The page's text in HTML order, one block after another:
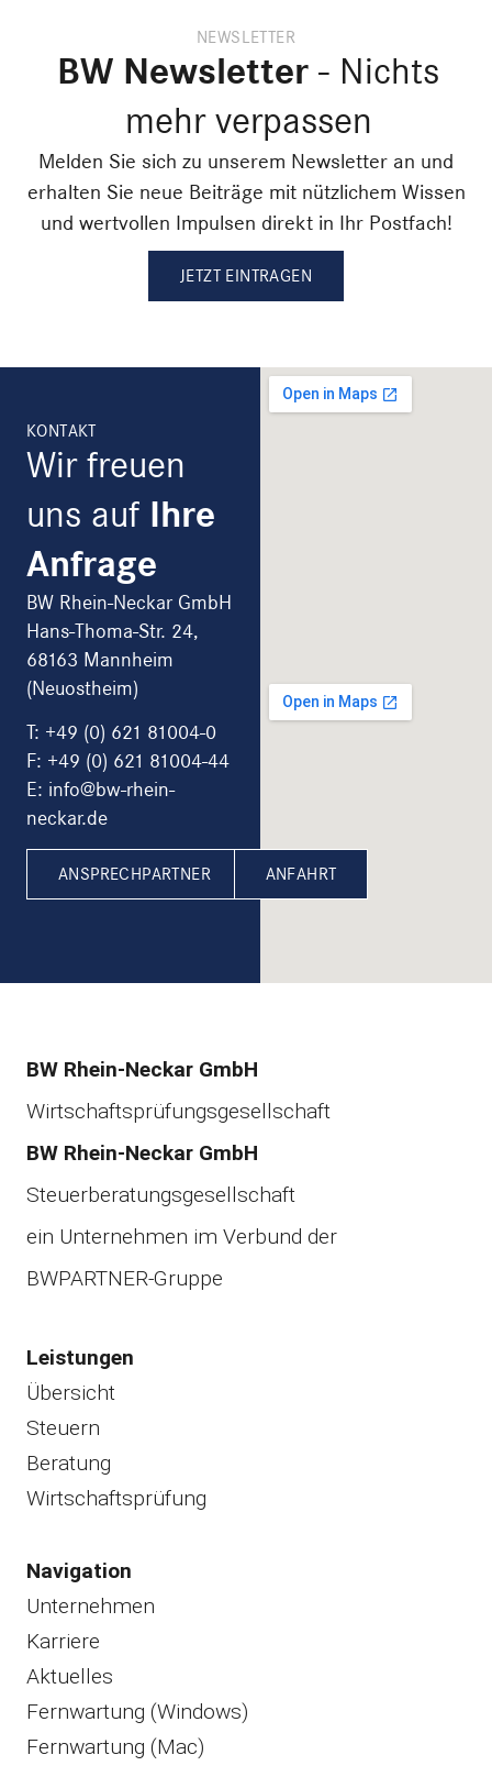
NEWSLETTER
BW Newsletter - Nichts
mehr verpassen
Melden Sie sich zu unserem Newsletter an und
erhalten Sie neue Beiträge mit nützlichem Wissen
und wertvollen Impulsen direkt in Ihr Postfach!
JETZT EINTRAGEN
KONTAKT
Wir freuen
uns auf Ihre
Anfrage
BW Rhein-Neckar GmbH
Hans-Thoma-Str. 24,
68163 Mannheim
(Neuostheim)
T: +49 (0) 621 81004-0
F: +49 (0) 621 81004-44
E: info@bw-rhein-
neckar.de
ANSPRECHPARTNER ANFAHRT
BW Rhein-Neckar GmbH
Wirtschaftsprüfungsgesellschaft
BW Rhein-Neckar GmbH
Steuerberatungsgesellschaft
ein Unternehmen im Verbund der
BWPARTNER-Gruppe
Leistungen
Übersicht
Steuern
Beratung
Wirtschaftsprüfung
Navigation
Unternehmen
Karriere
Aktuelles
Fernwartung (Windows)
Fernwartung (Mac)